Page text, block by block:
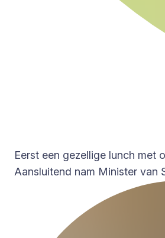
Eerst een gezellige lunch met
Aansluitend nam Minister van